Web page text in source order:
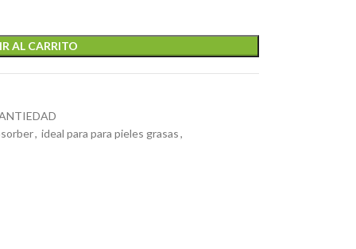
AL CARRITO
, ideal para para pieles grasas,